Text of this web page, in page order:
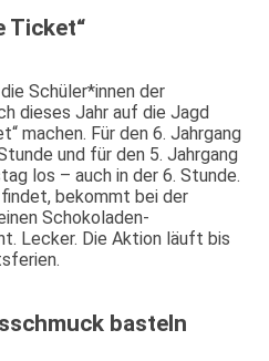
Ticket“
Schüler*innen der
dieses Jahr auf die Jagd
machen. Für den 6. Jahrgang
und für den 5. Jahrgang
los – auch in der 6. Stunde.
bekommt bei der
Schokoladen-
Lecker. Die Aktion läuft bis
basteln